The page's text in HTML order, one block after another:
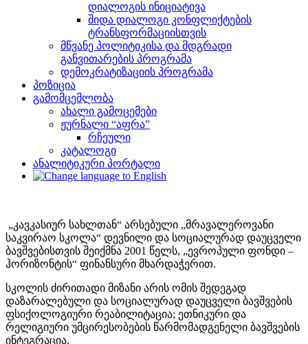
დიალოგის ინიციატივა
შიდა დიალოგი კონფლიქტების
ტრანსფორმაციისთვის
მწვანე პოლიტიკისა და მდგრადი
განვითარების პროგრამა
დემოკრატიზაციის პროგრამა
პოზიცია
გამომცემლობა
ახალი გამოცემები
ჟურნალი “აფრა”
რჩეული
კატალოგი
ანალიტიკური პორტალი
„კავკასიურ სახლთან“ არსებული „მრავალეროვანი
საკვირაო სკოლა“ დევნილი და სოციალურად დაუცველი
ბავშვებისთვის შეიქმნა 2001 წელს, „ევროპული ფონდი –
ჰორიზონტის“ ფინანსური მხარდაჭერით.
სკოლის ძირითადი მიზანი არის ომის შედეგად
დაზარალებული და სოციალურად დაუცველი ბავშვების
ფსიქოლოგიური რეაბილიტაცია; ეთნიკური და
რელიგიური უმცირესობების წარმომადგენელი ბავშვების
ინტეგრაცია.